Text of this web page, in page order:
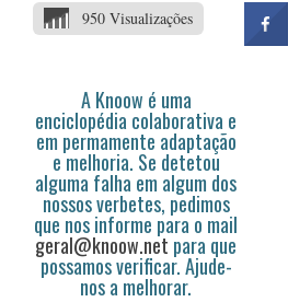
950 Visualizações
A Knoow é uma
enciclopédia colaborativa e
em permamente adaptação
e melhoria. Se detetou
alguma falha em algum dos
nossos verbetes, pedimos
que nos informe para o mail
geral@knoow.net para que
possamos verificar. Ajude-
nos a melhorar.